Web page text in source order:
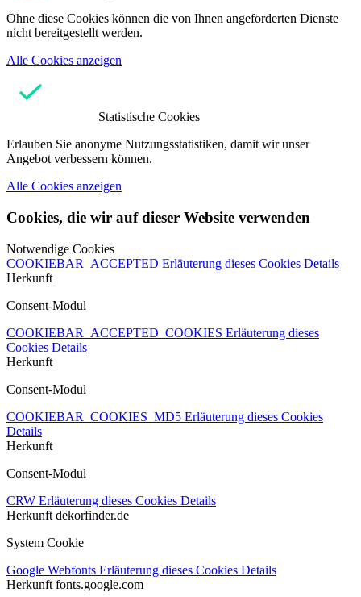
Ohne diese Cookies können die von Ihnen angeforderten Dienste
nicht bereitgestellt werden.
Alle Cookies anzeigen
Statistische Cookies
Erlauben Sie anonyme Nutzungsstatistiken, damit wir unser
Angebot verbessern können.
Alle Cookies anzeigen
Cookies, die wir auf dieser Website verwenden
Notwendige Cookies
COOKIEBAR_ACCEPTED Erläuterung dieses Cookies Details
Herkunft
Consent-Modul
COOKIEBAR_ACCEPTED_COOKIES Erläuterung dieses
Cookies Details
Herkunft
Consent-Modul
COOKIEBAR_COOKIES_MD5 Erläuterung dieses Cookies
Details
Herkunft
Consent-Modul
CRW Erläuterung dieses Cookies Details
Herkunft dekorfinder.de
System Cookie
Google Webfonts Erläuterung dieses Cookies Details
Herkunft fonts.google.com